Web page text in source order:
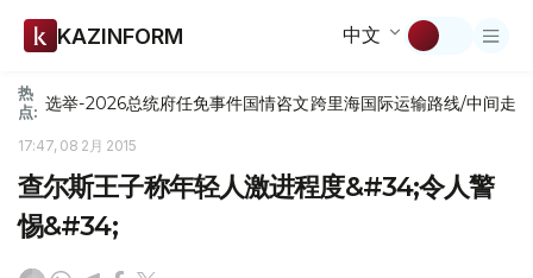
KAZINFORM 中文
热
点: 选举-2026总统府任免事件国情咨文跨里海国际运输路线/中间走廊
17:47, 08 2月 2015
查尔斯王子称年轻人激进程度&#34;令人警
惕&#34;